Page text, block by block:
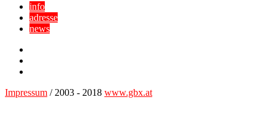
info
adresse
news
Impressum / 2003 - 2018 www.gbx.at